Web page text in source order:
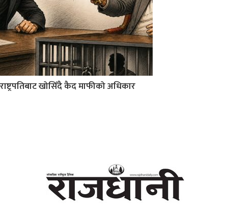
राष्ट्रपतिबाट खोसिँदै कैद माफीको अधिकार